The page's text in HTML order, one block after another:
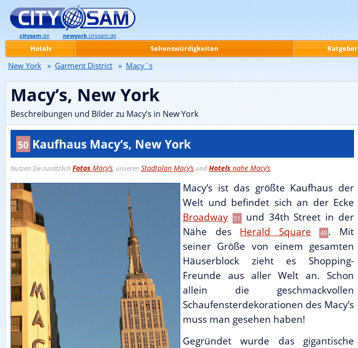
Macy’s, New York
Beschreibungen und Bilder zu Macy’s in New York
50 Kaufhaus Macy’s, New York
Nutzen Sie zusätzlich Fotos Macy’s, unseren Stadtplan Macy’sundHotels nahe Macy’s.
Macy’s ist das größte Kaufhaus der
Welt und befindet sich an der Ecke
Broadway
51 und 34th Street in der
Nähe des Herald Square 48 . Mit
seiner Größe von einem gesamten
Häuserblock zieht es Shopping-
Freunde aus aller Welt an. Schon
allein die geschmackvollen
Schaufensterdekorationen des Macy’s
muss man gesehen haben!
Gegründet wurde das gigantische
citysam.de newyork.citysam.de
Hotels Sehenswürdigkeiten Ratgeber
New York » Garment District » Macy´s